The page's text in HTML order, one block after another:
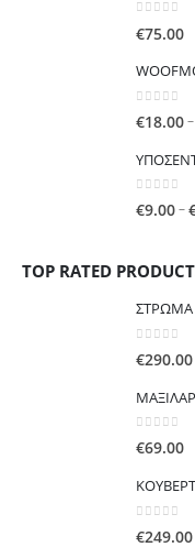
€75.00
€18.00–
0out of
€9.00–
TOP RATED
ΣΤΡΩΜΑ
€290.00
0out of 5
€69.00
€249.00